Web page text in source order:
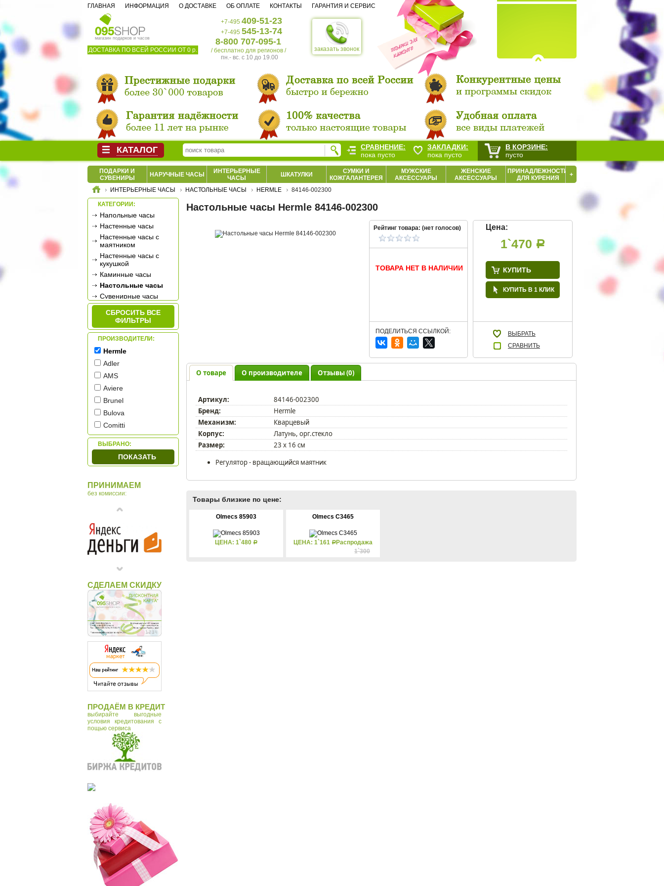
магазин подарков и часов
ДОСТАВКА ПО ВСЕЙ РОССИИ ОТ 0 р. заказать звонок
+7-495 409-51-23
+7-495 545-13-74
8-800 707-095-1
/ бесплатно для регионов /
пн.- вс. c 10 до 19.00
ГЛАВНАЯ ИНФОРМАЦИЯ О ДОСТАВКЕ ОБ ОПЛАТЕ КОНТАКТЫ ГАРАНТИЯ И СЕРВИС
ПОДАРКИ И
СУВЕНИРЫ
НАРУЧНЫЕ ЧАСЫ
ИНТЕРЬЕРНЫЕ
ЧАСЫ
ШКАТУЛКИ
СУМКИ И
КОЖГАЛАНТЕРЕЯ
МУЖСКИЕ
АКСЕССУАРЫ
ЖЕНСКИЕ
АКСЕССУАРЫ
ПРИНАДЛЕЖНОСТИ
ДЛЯ КУРЕНИЯ
+
ИНТЕРЬЕРНЫЕ ЧАСЫ НАСТОЛЬНЫЕ ЧАСЫ HERMLE 84146-002300
КАТЕГОРИИ:
Напольные часы
Настенные часы
Настенные часы с
маятником
Настенные часы с
кукушкой
Каминные часы
Настольные часы
Сувенирные часы
Будильники
Метеостанции
СБРОСИТЬ ВСЕ
ФИЛЬТРЫ
ПРОИЗВОДИТЕЛИ:
Hermle
Adler
AMS
Aviere
Brunel
Bulova
Comitti
Credan
Gem
Lowell
Olmecs
Rhythm
Sea Power
Venturi Arte
Vostok
Макей
ВЫБРАНО:
ПОКАЗАТЬ
ПРИНИМАЕМ
без комиссии:
СДЕЛАЕМ СКИДКУ
ПРОДАЁМ В КРЕДИТ
выбирайте выгодные
условия кредитования с
пощью сервиса
Настольные часы Hermle 84146-002300
Рейтинг товара: (нет голосов)
ТОВАРА НЕТ В НАЛИЧИИ
ПОДЕЛИТЬСЯ ССЫЛКОЙ:
Цена:
1`470 Р
КУПИТЬ
КУПИТЬ В 1 КЛИК
ВЫБРАТЬ
СРАВНИТЬ
О товаре О производителе Отзывы (0)
Артикул:
84146-002300
Бренд:
Hermle
Механизм:
Кварцевый
Корпус:
Латунь, орг.стекло
Размер:
23 х 16 см
Регулятор - вращающийся маятник
Товары близкие по цене:
Olmecs 85903
ЦЕНА: 1`480 Р
Olmecs C3465
ЦЕНА: 1`161 Р
1`300
Распродажа
КАТАЛОГ
СРАВНЕНИЕ:
пока пусто
ЗАКЛАДКИ:
пока пусто
В КОРЗИНЕ:
пусто